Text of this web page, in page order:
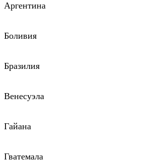
Аргентина
Боливия
Бразилия
Венесуэла
Гайана
Гватемала